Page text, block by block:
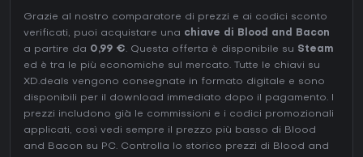
Grazie al nostro comparatore di prezzi e ai codici sconto
verificati, puoi acquistare una chiave di Blood and Bacon
a partire da 0,99 €. Questa offerta è disponibile su Steam
ed è tra le più economiche sul mercato. Tutte le chiavi su
XD.deals vengono consegnate in formato digitale e sono
disponibili per il download immediato dopo il pagamento. I
prezzi includono già le commissioni e i codici promozionali
applicati, così vedi sempre il prezzo più basso di Blood
and Bacon su PC. Controlla lo storico prezzi di Blood and